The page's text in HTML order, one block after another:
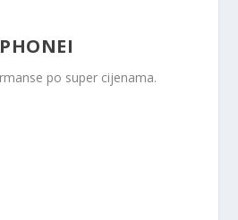
po super cijenama.